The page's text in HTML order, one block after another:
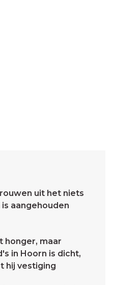
uit het niets
aangehouden
honger, maar
in Hoorn is dicht,
hij vestiging